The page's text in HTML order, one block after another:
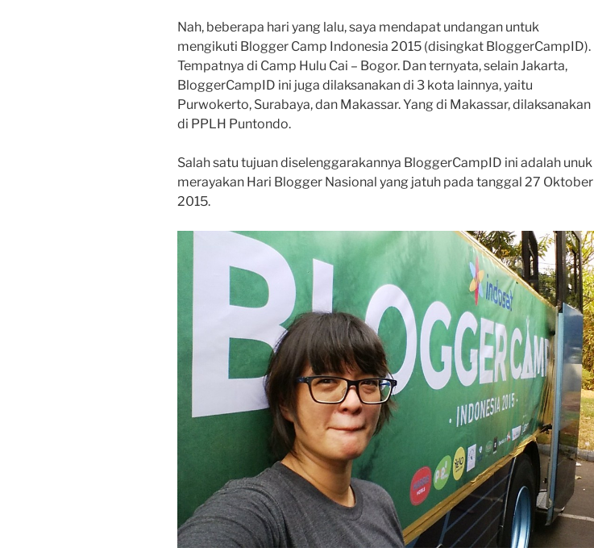
Nah, beberapa hari yang lalu, saya mendapat undangan untuk
mengikuti Blogger Camp Indonesia 2015 (disingkat BloggerCampID).
Tempatnya di Camp Hulu Cai – Bogor. Dan ternyata, selain Jakarta,
BloggerCampID ini juga dilaksanakan di 3 kota lainnya, yaitu
Purwokerto, Surabaya, dan Makassar. Yang di Makassar, dilaksanakan
di PPLH Puntondo.
Salah satu tujuan diselenggarakannya BloggerCampID ini adalah unuk
merayakan Hari Blogger Nasional yang jatuh pada tanggal 27 Oktober
2015.